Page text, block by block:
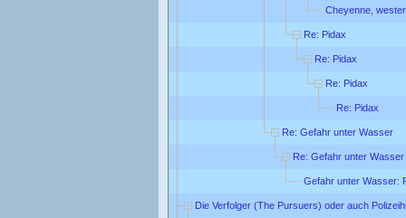
Cheyenne,
Re: Pidax
Re: Pidax
Re: Pidax
Re: Pidax
Re: Gefahr unter Wasser
Re: Gefahr unter Wasser
Gefahr unter Wasser:
Die Verfolger (The Pursuers) oder auch